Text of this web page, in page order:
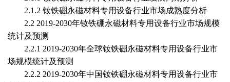
2.1.2 钕铁硼永磁材料专用设备行业市场成熟度分析
2.2 2019-2030年钕铁硼永磁材料专用设备行业市场规模
统计及预测
2.2.1 2019-2030年全球钕铁硼永磁材料专用设备行业市
场规模统计及预测
2.2.2 2019-2030年中国钕铁硼永磁材料专用设备行业市